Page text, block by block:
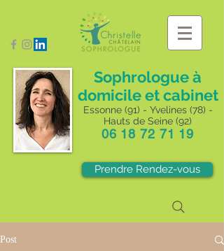
Sophrologue à
domicile et cabinet
Essonne (91) - Yvelines (78) -
Hauts de Seine (92)
06 18 72 71 19
Prendre Rendez-vous
Post